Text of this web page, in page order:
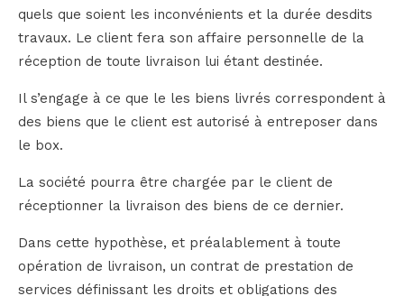
quels que soient les inconvénients et la durée desdits
travaux. Le client fera son affaire personnelle de la
réception de toute livraison lui étant destinée.
Il s’engage à ce que le les biens livrés correspondent à
des biens que le client est autorisé à entreposer dans
le box.
La société pourra être chargée par le client de
réceptionner la livraison des biens de ce dernier.
Dans cette hypothèse, et préalablement à toute
opération de livraison, un contrat de prestation de
services définissant les droits et obligations des